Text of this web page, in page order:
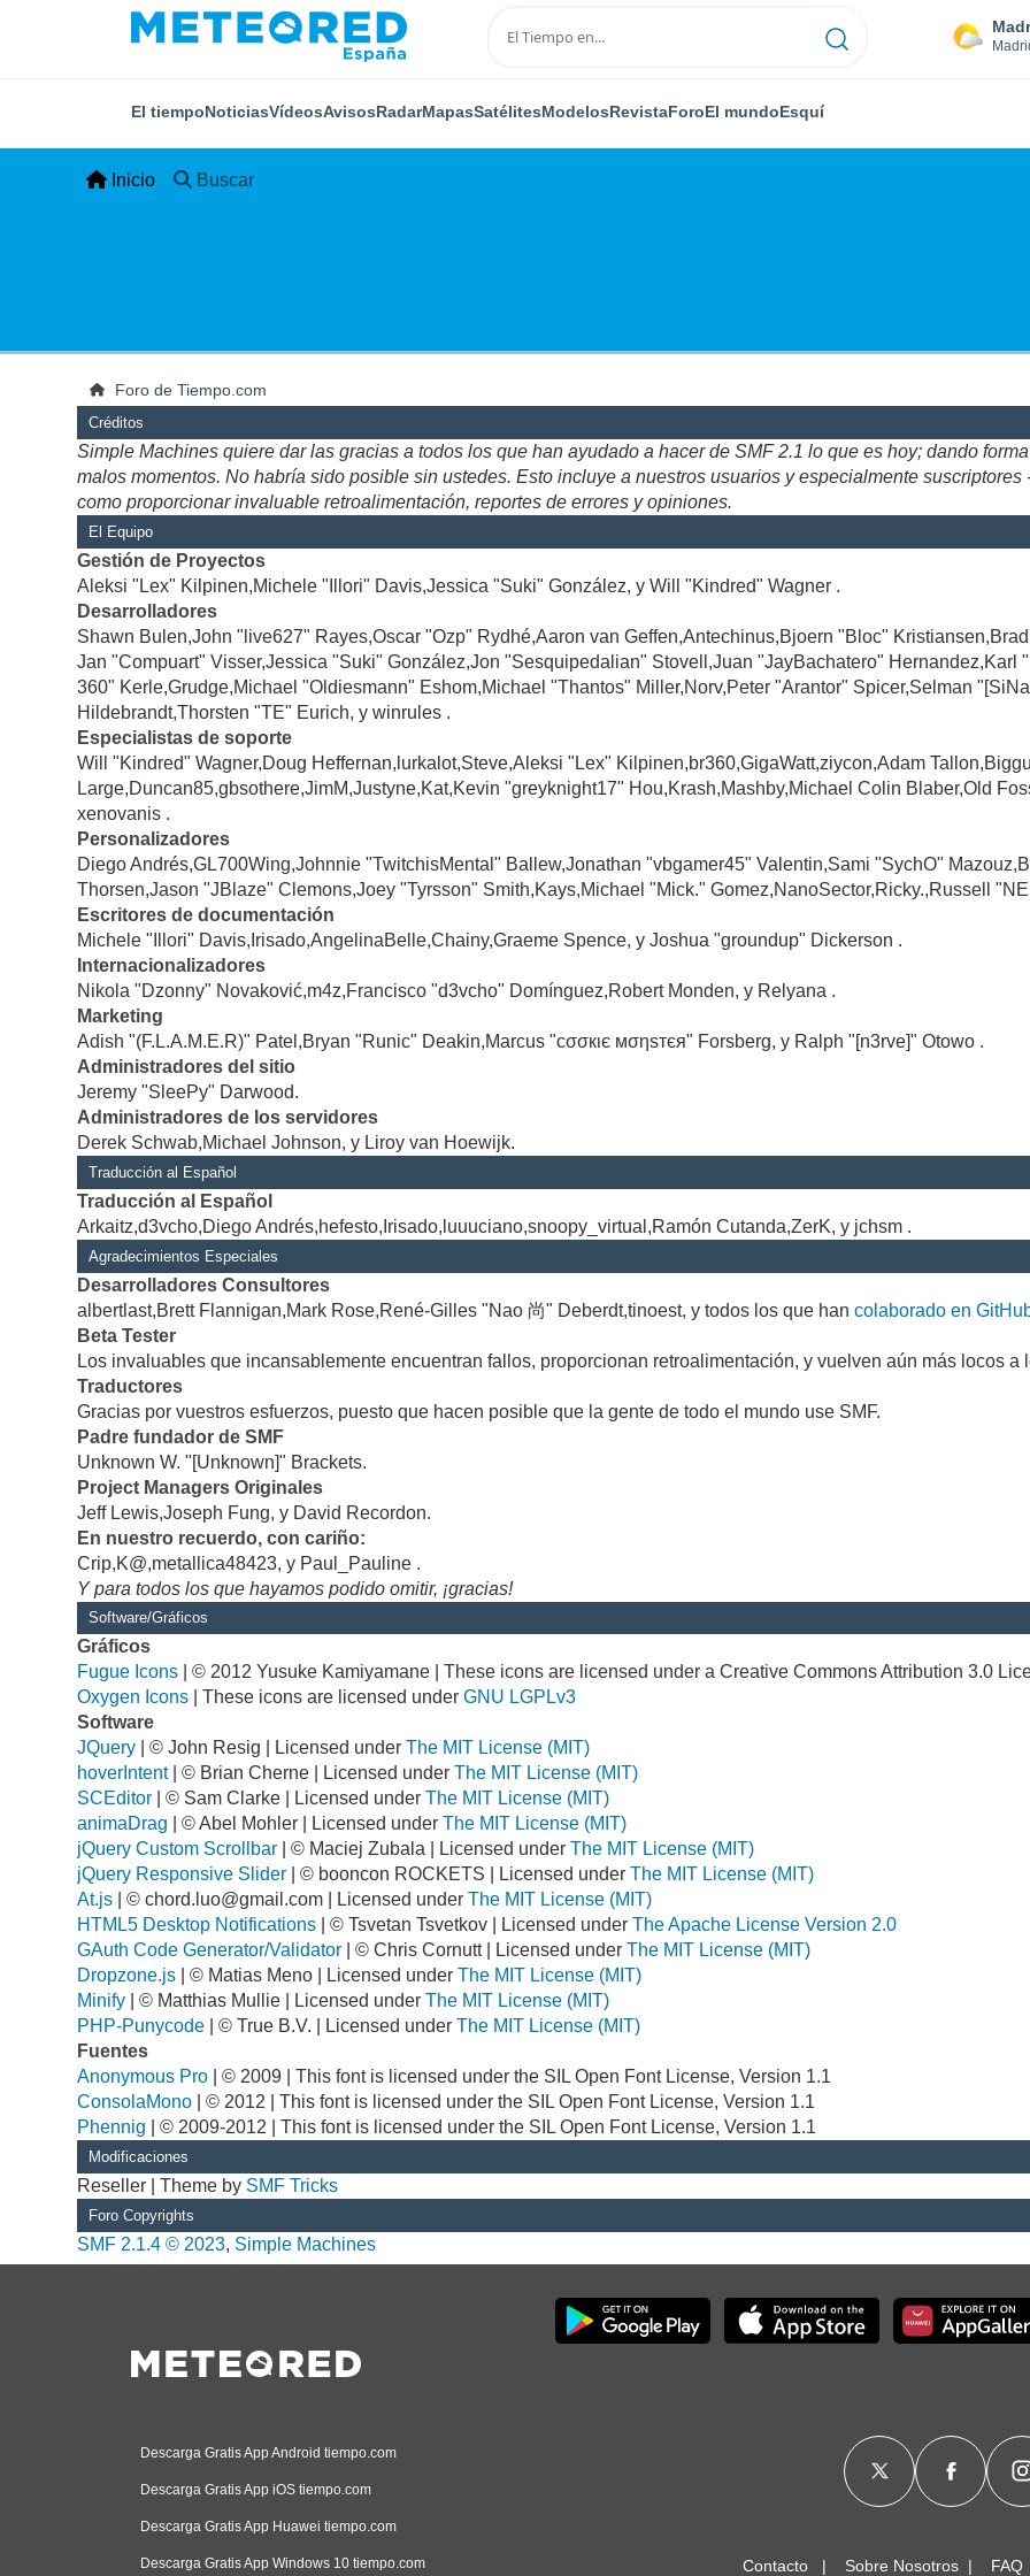
El tiempoNoticiasVídeosAvisosRadarMapasSatélitesModelosRevistaForoEl mundoEsquí
Inicio Buscar
Foro de Tiempo.com
Créditos
Simple Machines quiere dar las gracias a todos los que han ayudado a hacer de SMF 2.1 lo que es hoy; dando
malos momentos. No habría sido posible sin ustedes. Esto incluye a nuestros usuarios y especialmente
como proporcionar invaluable retroalimentación, reportes de errores y opiniones.
El Equipo
Gestión de Proyectos
Aleksi "Lex" Kilpinen,Michele "Illori" Davis,Jessica "Suki" González, y Will "Kindred" Wagner .
Desarrolladores
Shawn Bulen,John "live627" Rayes,Oscar "Ozp" Rydhé,Aaron van Geffen,Antechinus,Bjoern "Bloc"
Jan "Compuart" Visser,Jessica "Suki" González,Jon "Sesquipedalian" Stovell,Juan "JayBachatero"
360" Kerle,Grudge,Michael "Oldiesmann" Eshom,Michael "Thantos" Miller,Norv,Peter "Arantor" Spicer,Selman
Hildebrandt,Thorsten "TE" Eurich, y winrules .
Especialistas de soporte
Will "Kindred" Wagner,Doug Heffernan,lurkalot,Steve,Aleksi "Lex" Kilpinen,br360,GigaWatt,ziycon,Adam
Large,Duncan85,gbsothere,JimM,Justyne,Kat,Kevin "greyknight17" Hou,Krash,Mashby,Michael Colin Blaber,Old
xenovanis .
Personalizadores
Diego Andrés,GL700Wing,Johnnie "TwitchisMental" Ballew,Jonathan "vbgamer45" Valentin,Sami "SychO"
Thorsen,Jason "JBlaze" Clemons,Joey "Tyrsson" Smith,Kays,Michael "Mick." Gomez,NanoSector,Ricky.,Russell
Escritores de documentación
Michele "Illori" Davis,Irisado,AngelinaBelle,Chainy,Graeme Spence, y Joshua "groundup" Dickerson .
Internacionalizadores
Nikola "Dzonny" Novaković,m4z,Francisco "d3vcho" Domínguez,Robert Monden, y Relyana .
Marketing
Adish "(F.L.A.M.E.R)" Patel,Bryan "Runic" Deakin,Marcus "cσσкιє мσηѕтєя" Forsberg, y Ralph "[n3rve]" Otowo .
Administradores del sitio
Jeremy "SleePy" Darwood.
Administradores de los servidores
Derek Schwab,Michael Johnson, y Liroy van Hoewijk.
Traducción al Español
Traducción al Español
Arkaitz,d3vcho,Diego Andrés,hefesto,Irisado,luuuciano,snoopy_virtual,Ramón Cutanda,ZerK, y jchsm .
Agradecimientos Especiales
Desarrolladores Consultores
albertlast,Brett Flannigan,Mark Rose,René-Gilles "Nao 尚" Deberdt,tinoest, y todos los que hancolaborado en
Beta Tester
Los invaluables que incansablemente encuentran fallos, proporcionan retroalimentación, y vuelven aún más locos a
Traductores
Gracias por vuestros esfuerzos, puesto que hacen posible que la gente de todo el mundo use SMF.
Padre fundador de SMF
Unknown W. "[Unknown]" Brackets.
Project Managers Originales
Jeff Lewis,Joseph Fung, y David Recordon.
En nuestro recuerdo, con cariño:
Crip,K@,metallica48423, y Paul_Pauline .
Y para todos los que hayamos podido omitir, ¡gracias!
Software/Gráficos
Gráficos
Fugue Icons | © 2012 Yusuke Kamiyamane | These icons are licensed under a Creative Commons Attribution 3.0
Oxygen Icons | These icons are licensed underGNU LGPLv3
Software
JQuery | © John Resig | Licensed underThe MIT License (MIT)
hoverIntent| © Brian Cherne | Licensed underThe MIT License (MIT)
SCEditor | © Sam Clarke | Licensed underThe MIT License (MIT)
animaDrag | © Abel Mohler | Licensed underThe MIT License (MIT)
jQuery Custom Scrollbar | © Maciej Zubala | Licensed underThe MIT License (MIT)
jQuery Responsive Slider | © booncon ROCKETS | Licensed underThe MIT License (MIT)
At.js | ©chord.luo@gmail.com | Licensed underThe MIT License (MIT)
HTML5 Desktop Notifications | © Tsvetan Tsvetkov | Licensed underThe Apache License Version 2.0
GAuth Code Generator/Validator | © Chris Cornutt | Licensed underThe MIT License (MIT)
Dropzone.js | © Matias Meno | Licensed underThe MIT License (MIT)
Minify | © Matthias Mullie | Licensed underThe MIT License (MIT)
PHP-Punycode | © True B.V. | Licensed underThe MIT License (MIT)
Fuentes
Anonymous Pro | © 2009 | This font is licensed under the SIL Open Font License, Version 1.1
ConsolaMono | © 2012 | This font is licensed under the SIL Open Font License, Version 1.1
Phennig | © 2009-2012 | This font is licensed under the SIL Open Font License, Version 1.1
Modificaciones
Reseller | Theme by SMF Tricks
Foro Copyrights
SMF 2.1.4 © 2023, Simple Machines
Descarga Gratis App Android tiempo.com
Descarga Gratis App iOS tiempo.com
Descarga Gratis App Huawei tiempo.com
Descarga Gratis App Windows 10 tiempo.com Contacto Sobre Nosotros FAQ